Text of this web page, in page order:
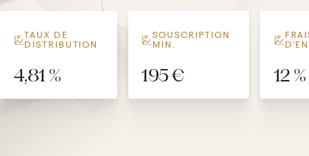
TAUX DE
DISTRIBUTION
4,81 %
SOUSCRIPTION
MIN.
195 € 12 %